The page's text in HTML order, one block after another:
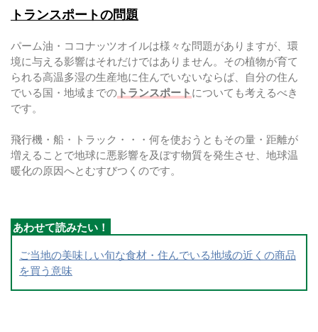
トランスポートの問題
パーム油・ココナッツオイルは様々な問題がありますが、環
境に与える影響はそれだけではありません。その植物が育て
られる高温多湿の生産地に住んでいないならば、自分の住ん
でいる国・地域までの トランスポート についても考えるべき
です。
飛行機・船・トラック・・・何を使おうともその量・距離が
増えることで地球に悪影響を及ぼす物質を発生させ、地球温
暖化の原因へとむすびつくのです。
ご当地の美味しい旬な食材・住んでいる地域の近くの商品
を買う意味